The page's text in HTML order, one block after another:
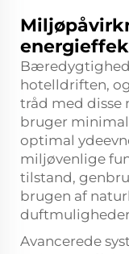
hotelldriften,
tråd med disse
bruger
optimal
miljøvenlige
tilstand,
brugen af
Avancerede